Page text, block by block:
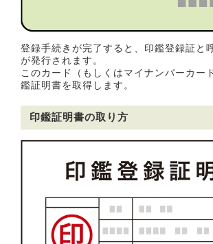
登録手続きが完了すると、印鑑登録証と
が発行されます。
このカード（もしくはマイナンバーカー
鑑証明書を取得します。
印鑑証明書の取り方